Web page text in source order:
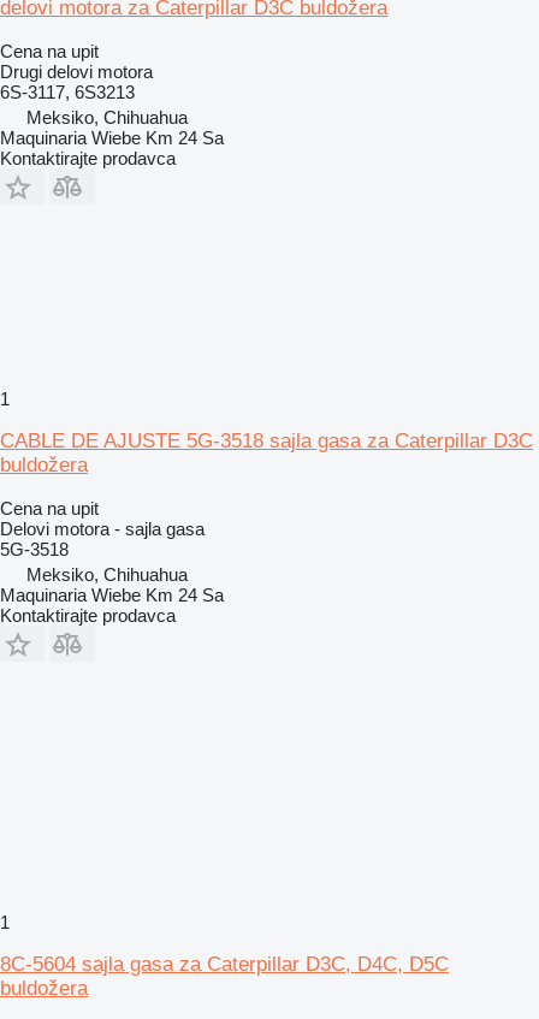
delovi motora za Caterpillar D3C buldožera
Cena na upit
Drugi delovi motora
6S-3117, 6S3213
Meksiko, Chihuahua
Maquinaria Wiebe Km 24 Sa
Kontaktirajte prodavca
1
CABLE DE AJUSTE 5G-3518 sajla gasa za Caterpillar D3C
buldožera
Cena na upit
Delovi motora - sajla gasa
5G-3518
Meksiko, Chihuahua
Maquinaria Wiebe Km 24 Sa
Kontaktirajte prodavca
1
8C-5604 sajla gasa za Caterpillar D3C, D4C, D5C
buldožera